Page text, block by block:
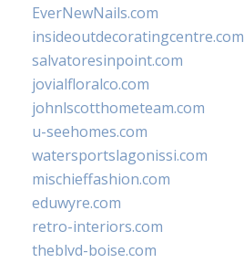
EverNewNails.com
insideoutdecoratingcentre.com
salvatoresinpoint.com
jovialfloralco.com
johnlscotthometeam.com
u-seehomes.com
watersportslagonissi.com
mischieffashion.com
eduwyre.com
retro-interiors.com
theblvd-boise.com